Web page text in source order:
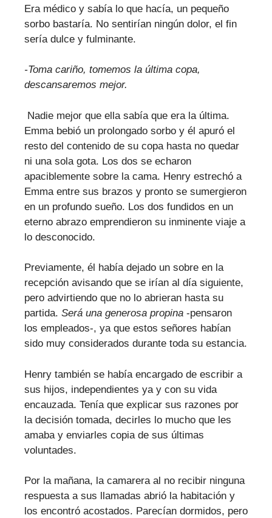
Era médico y sabía lo que hacía, un pequeño
sorbo bastaría. No sentirían ningún dolor, el fin
sería dulce y fulminante.
-Toma cariño, tomemos la última copa,
descansaremos mejor.
Nadie mejor que ella sabía que era la última.
Emma bebió un prolongado sorbo y él apuró el
resto del contenido de su copa hasta no quedar
ni una sola gota. Los dos se echaron
apaciblemente sobre la cama. Henry estrechó a
Emma entre sus brazos y pronto se sumergieron
en un profundo sueño. Los dos fundidos en un
eterno abrazo emprendieron su inminente viaje a
lo desconocido.
Previamente, él había dejado un sobre en la
recepción avisando que se irían al día siguiente,
pero advirtiendo que no lo abrieran hasta su
partida. Será una generosa propina -pensaron
los empleados-, ya que estos señores habían
sido muy considerados durante toda su estancia.
Henry también se había encargado de escribir a
sus hijos, independientes ya y con su vida
encauzada. Tenía que explicar sus razones por
la decisión tomada, decirles lo mucho que les
amaba y enviarles copia de sus últimas
voluntades.
Por la mañana, la camarera al no recibir ninguna
respuesta a sus llamadas abrió la habitación y
los encontró acostados. Parecían dormidos, pero